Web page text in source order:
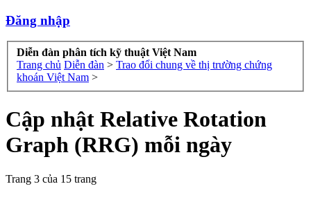
Đăng nhập
Diễn đàn phân tích kỹ thuật Việt Nam
Trang chủ Diễn đàn > Trao đổi chung về thị trường chứng
khoán Việt Nam >
Cập nhật Relative Rotation
Graph (RRG) mỗi ngày
Trang 3 của 15 trang